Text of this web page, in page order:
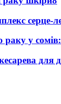
серце-
раку у
для